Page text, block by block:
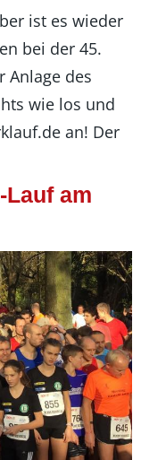
ist es wieder
bei der 45.
Anlage des
wie los und
an! Der
Lauf am